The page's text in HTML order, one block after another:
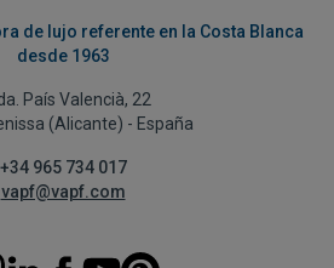
de lujo referente en la Costa Blanca
desde 1963
País Valencià, 22
(Alicante) - España
+34 965 734 017
vapf@vapf.com